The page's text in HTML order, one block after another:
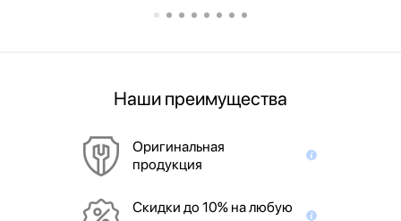
Наши преимущества
Оригинальная
продукция
Скидки до 10% на любую